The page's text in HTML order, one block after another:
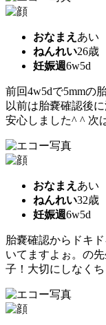
おなまえ あい
ねんれい26歳
妊娠週6w5d
前回4w5dで5mmの
以前は胎嚢確認後
安心しました^ ^ 次
おなまえ あい
ねんれい32歳
妊娠週6w5d
胎嚢確認からドキ
いてますよぉ。の
子！大切にしなくち